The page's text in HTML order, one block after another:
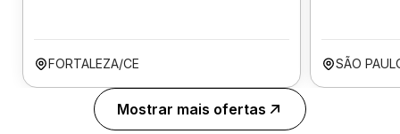
FORTALEZA/CE SÃO
Mostrar mais ofertas